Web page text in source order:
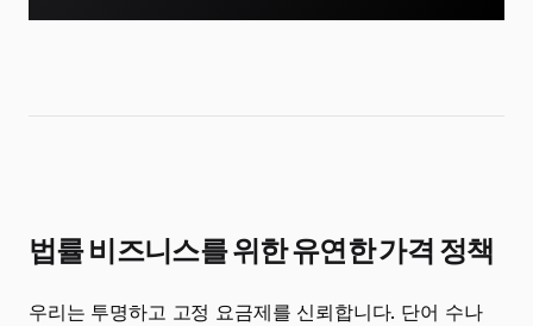
법률 비즈니스를 위한 유연한 가격 정책
우리는 투명하고 고정 요금제를 신뢰합니다. 단어 수나